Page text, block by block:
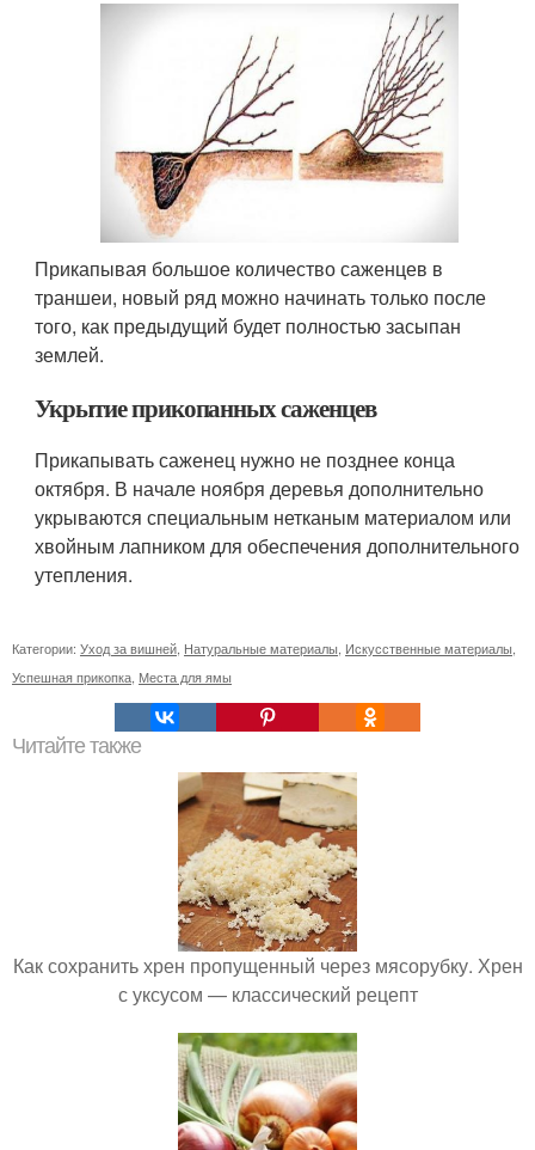
Прикапывая большое количество саженцев в
траншеи, новый ряд можно начинать только после
того, как предыдущий будет полностью засыпан
землей.
Укрытие прикопанных саженцев
Прикапывать саженец нужно не позднее конца
октября. В начале ноября деревья дополнительно
укрываются специальным нетканым материалом или
хвойным лапником для обеспечения дополнительного
утепления.
Категории: Уход за вишней Натуральные материалы Искусственные материалы
Успешная прикопка Места для ямы
Читайте также
Как сохранить хрен пропущенный через мясорубку. Хрен
с уксусом — классический рецепт